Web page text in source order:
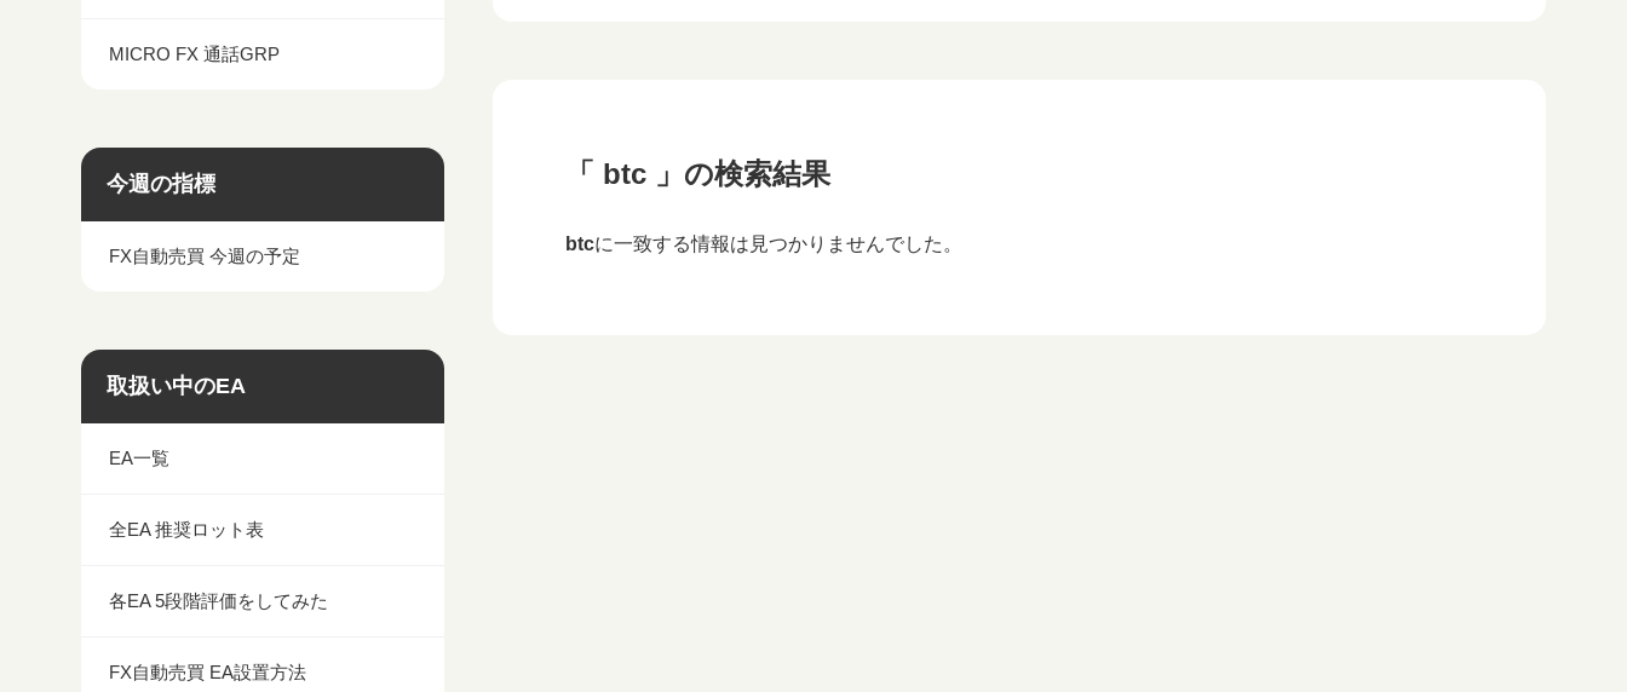
「 btc 」の検索結果
btcに一致する情報は見つかりませんでした。
MICRO FX 通話GRP
今週の指標
FX自動売買 今週の予定
取扱い中のEA
EA一覧
全EA 推奨ロット表
各EA 5段階評価をしてみた
FX自動売買 EA設置方法